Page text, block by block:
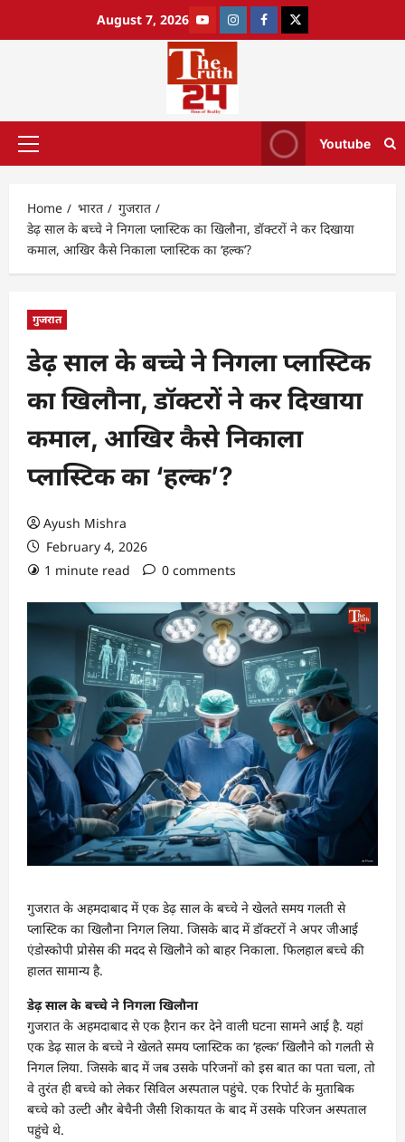
August 7, 2026
Youtube
Home भारत
गुजरात
डेढ़ साल के बच्चे ने निगला प्लास्टिक का खिलौना, डॉक्टरों ने कर दिखाया
कमाल, आखिर कैसे निकाला प्लास्टिक का ‘हल्क’?
गुजरात
डेढ़ साल के बच्चे ने निगला प्लास्टिक
का खिलौना, डॉक्टरों ने कर दिखाया
कमाल, आखिर कैसे निकाला
प्लास्टिक का ‘हल्क’?
Ayush Mishra
February 4, 2026
1 minute read
0 comments
गुजरात के अहमदाबाद में एक डेढ़ साल के बच्चे ने खेलते समय गलती से
प्लास्टिक का खिलौना निगल लिया. जिसके बाद में डॉक्टरों ने अपर जीआई
एंडोस्कोपी प्रोसेस की मदद से खिलौने को बाहर निकाला. फिलहाल बच्चे की
हालत सामान्य है.
डेढ़ साल के बच्चे ने निगला खिलौना
गुजरात के अहमदाबाद से एक हैरान कर देने वाली घटना सामने आई है. यहां
एक डेढ़ साल के बच्चे ने खेलते समय प्लास्टिक का ‘हल्क’ खिलौने को गलती से
निगल लिया. जिसके बाद में जब उसके परिजनों को इस बात का पता चला, तो
वे तुरंत ही बच्चे को लेकर सिविल अस्पताल पहुंचे. एक रिपोर्ट के मुताबिक
बच्चे को उल्टी और बेचैनी जैसी शिकायत के बाद में उसके परिजन अस्पताल
पहुंचे थे.